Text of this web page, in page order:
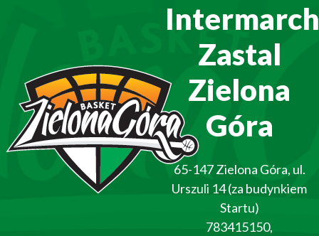
Zastal
Zielona
Góra
65-147 Zielona Góra, ul.
Urszuli 14 (za budynkiem
Startu)
783415150,